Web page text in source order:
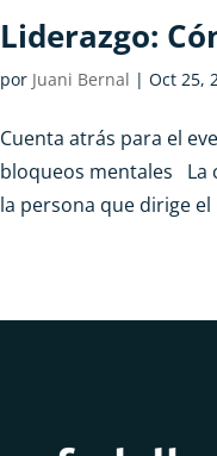
Liderazgo:
por Juani Bernal |Oct 25,
Cuenta atrás para el
bloqueos mentales La
la persona que dirige el